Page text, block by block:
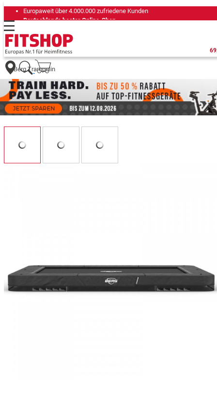
Europaweit über 4.000.000 zufriedene Kunden
Deutschlands bester Online-Shop
Seit 42 Jahren Ihr Experte für Heimfitness
Berg Trampolin